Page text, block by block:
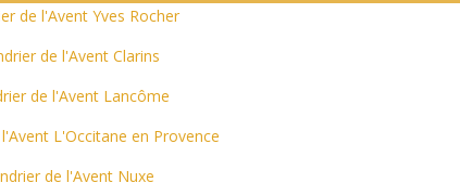
de l'Avent Yves Rocher
de l'Avent Clarins
de l'Avent Lancôme
L'Occitane en Provence
de l'Avent Nuxe